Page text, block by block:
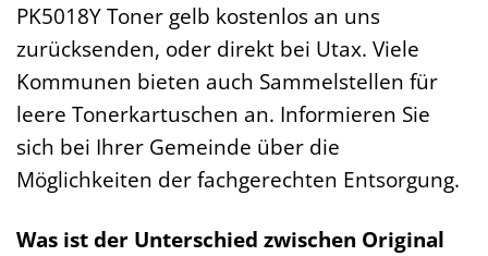
PK5018Y Toner gelb kostenlos an uns
zurücksenden, oder direkt bei Utax. Viele
Kommunen bieten auch Sammelstellen für
leere Tonerkartuschen an. Informieren Sie
sich bei Ihrer Gemeinde über die
Möglichkeiten der fachgerechten Entsorgung.
Was ist der Unterschied zwischen Original